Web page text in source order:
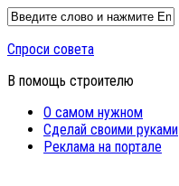
Спроси совета
В помощь строителю
О самом нужном
Сделай своими руками
Реклама на портале